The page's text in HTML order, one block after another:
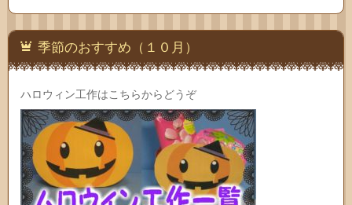
季節のおすすめ（１０月）
ハロウィン工作はこちらからどうぞ